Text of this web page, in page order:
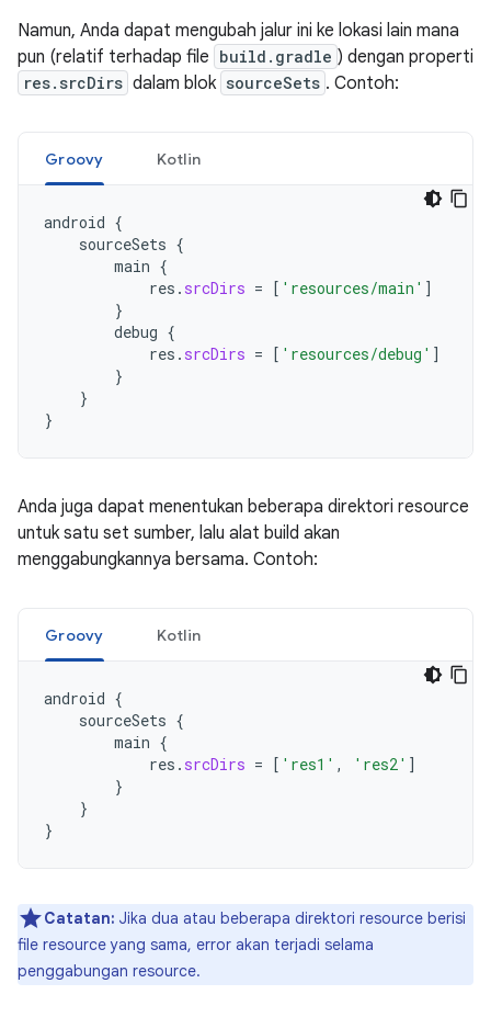
Namun, Anda dapat mengubah jalur ini ke lokasi lain mana
pun (relatif terhadap file build.gradle ) dengan properti
res.srcDirs dalam blok sourceSets . Contoh:
Groovy Kotlin
android {
sourceSets {
main {
res . srcDirs = [ 'resources/main' ]
}
debug {
res . srcDirs = [ 'resources/debug' ]
}
}
}
Anda juga dapat menentukan beberapa direktori resource
untuk satu set sumber, lalu alat build akan
menggabungkannya bersama. Contoh:
Groovy Kotlin
android {
sourceSets {
main {
res . srcDirs = [ 'res1' , 'res2' ]
}
}
}
Catatan: Jika dua atau beberapa direktori resource berisi
file resource yang sama, error akan terjadi selama
penggabungan resource.